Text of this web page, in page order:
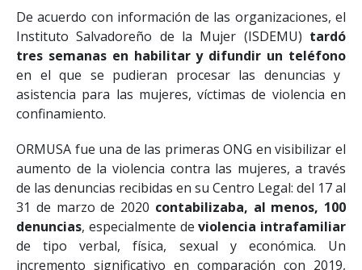
De acuerdo con información de las organizaciones, el
Instituto Salvadoreño de la Mujer (ISDEMU) tardó
tres semanas en habilitar y difundir un teléfono
en el que se pudieran procesar las denuncias y
asistencia para las mujeres, víctimas de violencia en
confinamiento.
ORMUSA fue una de las primeras ONG en visibilizar el
aumento de la violencia contra las mujeres, a través
de las denuncias recibidas en su Centro Legal: del 17 al
31 de marzo de 2020 contabilizaba, al menos, 100
denuncias, especialmente de violencia intrafamiliar
de tipo verbal, física, sexual y económica. Un